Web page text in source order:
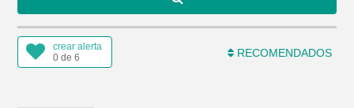
crear alerta
0 de 6
RECOMENDADOS